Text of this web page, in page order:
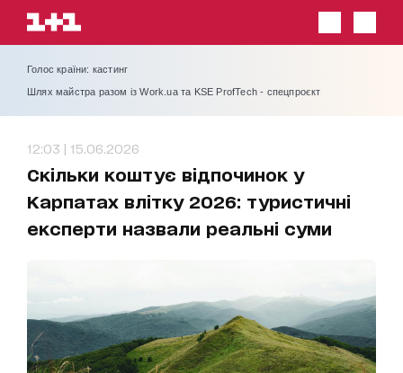
Голос країни: кастинг
Шлях майстра разом із Work.ua та KSE ProfTech - спецпроєкт
12:03 | 15.06.2026
Скільки коштує відпочинок у
Карпатах влітку 2026: туристичні
експерти назвали реальні суми